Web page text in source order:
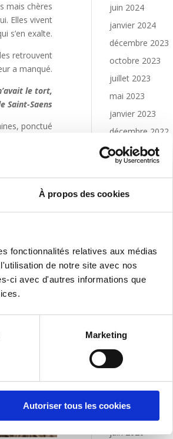
À propos des cookies
fonctionnalités relatives aux médias
de notre site avec nos
ci avec d'autres informations que
Marketing
Autoriser tous les cookies
mais chères
Elles vivent
s’en exalte.
retrouvent
a manqué.
le tort,
Saint-Saens
ponctué
gratuits
juin 2024
janvier 2024
décembre 2023
octobre 2023
juillet 2023
mai 2023
janvier 2023
décembre 2022
octobre 2022
septembre 2022
décembre 2021
janvier 2021
octobre 2020
septembre 2020
juin 2020